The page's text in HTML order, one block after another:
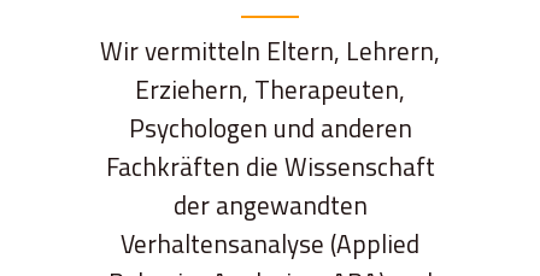
Wir vermitteln Eltern, Lehrern,
Erziehern, Therapeuten,
Psychologen und anderen
Fachkräften die Wissenschaft
der angewandten
Verhaltensanalyse (Applied